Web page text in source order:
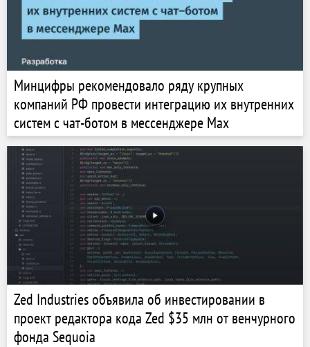
Минцифры рекомендовало ряду крупных
компаний РФ провести интеграцию их внутренних
систем с чат-ботом в мессенджере Max
Zed Industries объявила об инвестировании в
проект редактора кода Zed $35 млн от венчурного
фонда Sequoia